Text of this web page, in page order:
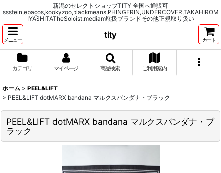
新潟のセレクトショップTITY 全国へ通販可
ssstein,ebagos,kookyzoo,blackmeans,PHINGERIN,UNDERCOVER,TAKAHIROM
IYASHITATheSoloist.mediam取扱ブランドその他正規取り扱い
メニュー
tity
カート
カテゴリ マイページ 商品検索 ご利用案内
ホーム > PEEL&LIFT
> PEEL&LIFT dotMARX bandana マルクスバンダナ・ブラック
PEEL&LIFT dotMARX bandana マルクスバンダナ・ブ
ラック